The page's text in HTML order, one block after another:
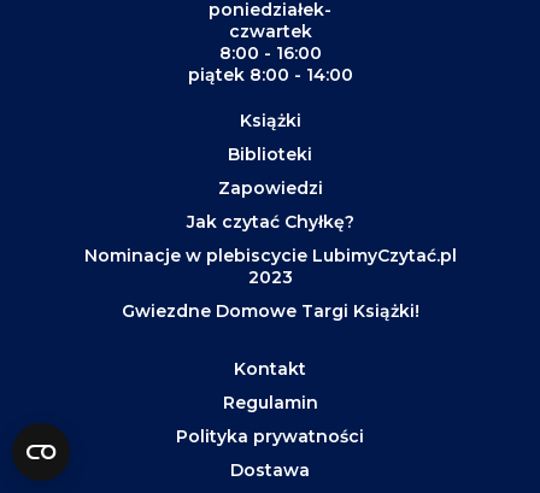
poniedziałek-
czwartek
8:00 - 16:00
piątek 8:00 - 14:00
Książki
Biblioteki
Zapowiedzi
Jak czytać Chyłkę?
Nominacje w plebiscycie LubimyCzytać.pl
2023
Gwiezdne Domowe Targi Książki!
Kontakt
Regulamin
Polityka prywatności
Dostawa